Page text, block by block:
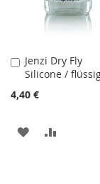
Jenzi Dry Fly
Silicone /
4,40 €
In
den
Warenkorb
ZUR